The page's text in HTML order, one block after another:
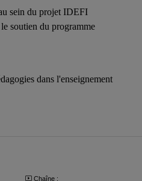
sein du projet IDEFI
soutien du programme
dans l'enseignement
Chaîne :